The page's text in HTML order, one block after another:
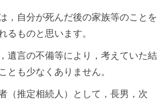
，自分が死んだ後の家族等のことを
るものと思います。
遺言の不備等により，考えていた結
とも少なくありません。
（推定相続人）として，長男，次